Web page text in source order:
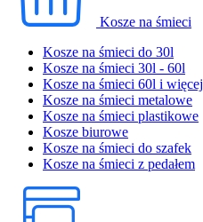
Kosze na śmieci
Kosze na śmieci do 30l
Kosze na śmieci 30l - 60l
Kosze na śmieci 60l i więcej
Kosze na śmieci metalowe
Kosze na śmieci plastikowe
Kosze biurowe
Kosze na śmieci do szafek
Kosze na śmieci z pedałem